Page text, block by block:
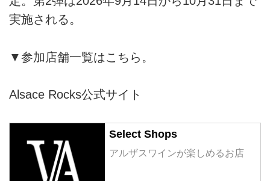
実施される。
▼参加店舗一覧はこちら。
Alsace Rocks公式サイト
Select Shops
アルザスワインが楽しめるお店